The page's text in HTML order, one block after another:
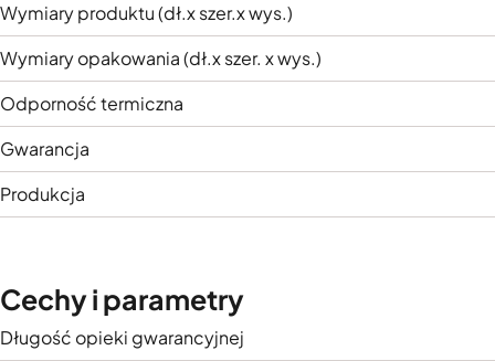
Wymiary produktu (dł.x szer.x wys.)
Wymiary opakowania (dł.x szer. x wys.)
Odporność termiczna
Gwarancja
Produkcja
Cechy i parametry
Długość opieki gwarancyjnej